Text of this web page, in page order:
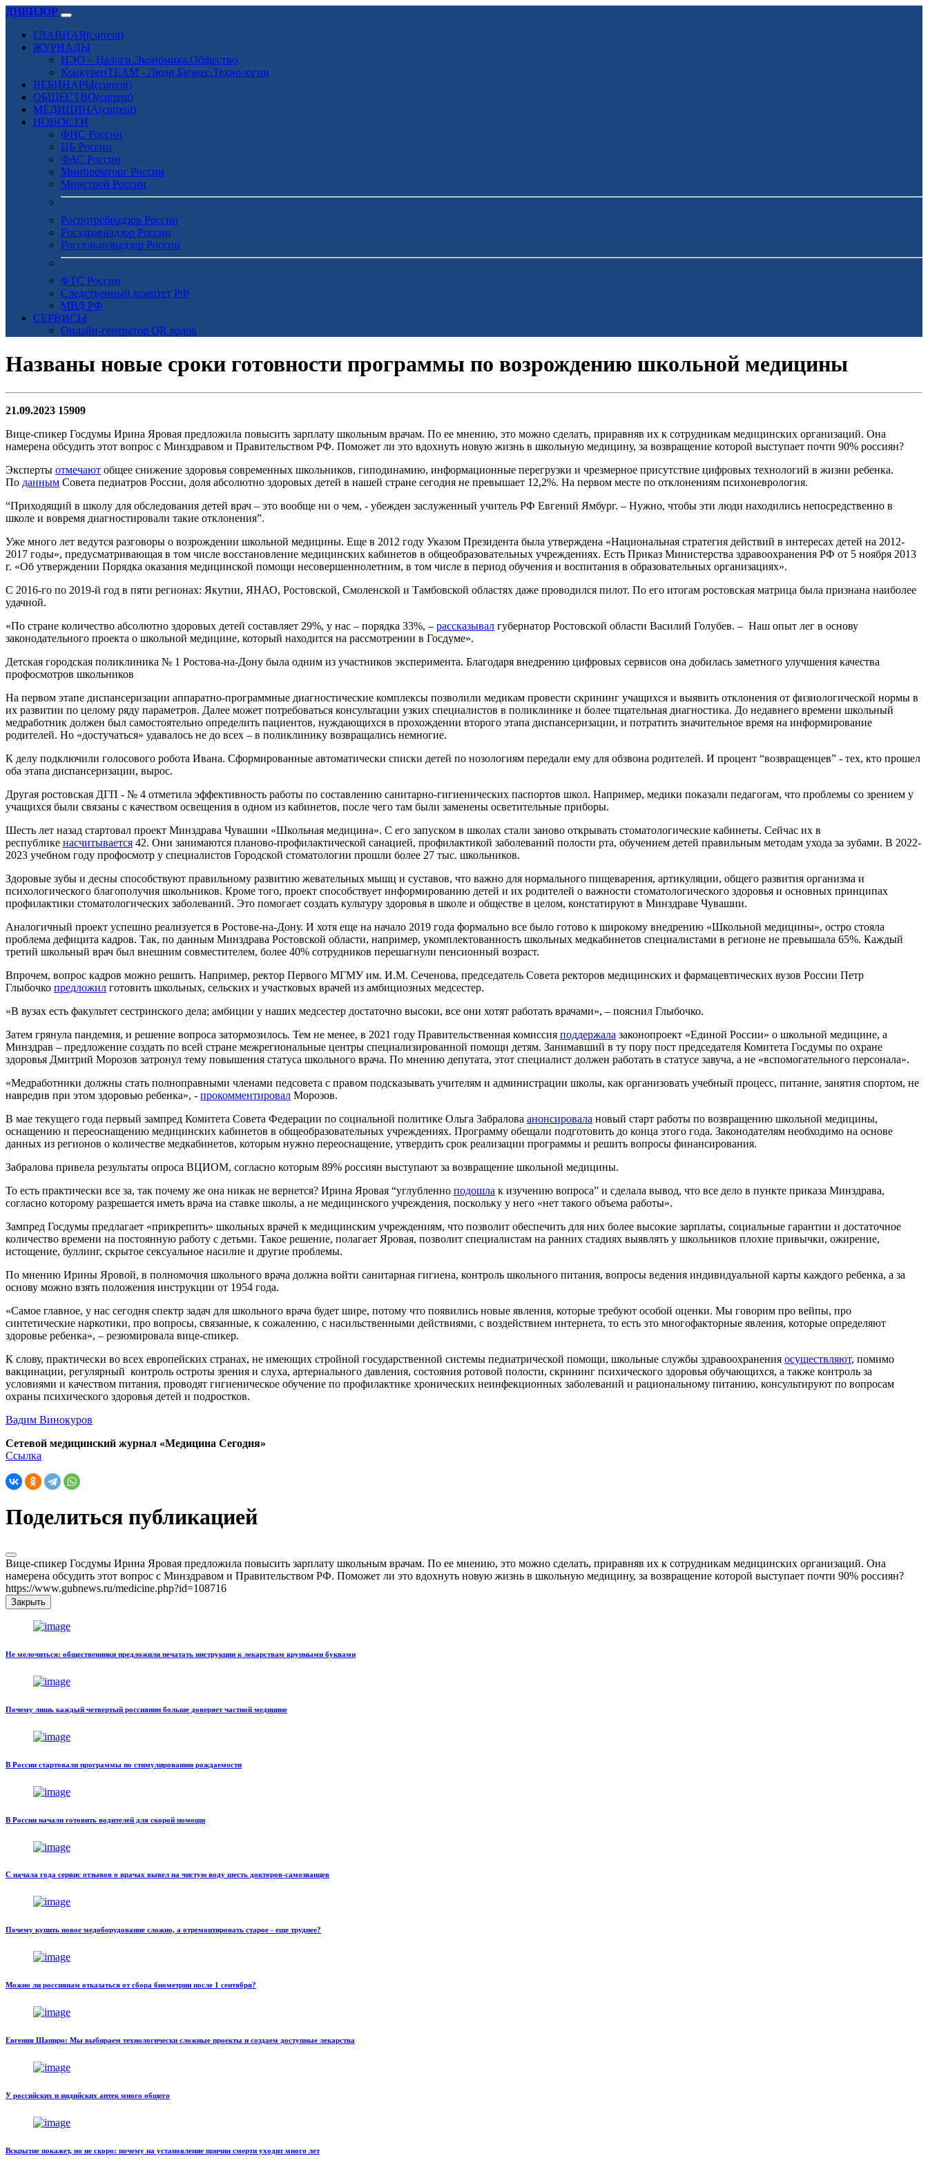
ДИВИЗОР
ГЛАВНАЯ(current)
ЖУРНАЛЫ
НЭО – Налоги.Экономика.Общество
КонкуренTEAM - Люди.Бизнес.Технологии
ВЕБИНАРЫ(current)
ОБЩЕСТВО(current)
МЕДИЦИНА(current)
НОВОСТИ
ФНС России
ЦБ России
ФАС России
Минпромторг России
Минстрой России
Роспотребнадзор России
Росздравнадзор России
Россельхознадзор России
ФТС России
Следственный комитет РФ
МВД РФ
СЕРВИСЫ
Онлайн-генератор QR кодов
Названы новые сроки готовности программы по возрождению школьной медицины
21.09.2023 15909
Вице-спикер Госдумы Ирина Яровая предложила повысить зарплату школьным врачам. По ее мнению, это можно сделать, приравняв их к сотрудникам медицинских организаций. Она
намерена обсудить этот вопрос с Минздравом и Правительством РФ. Поможет ли это вдохнуть новую жизнь в школьную медицину, за возвращение которой выступает почти 90% россиян?
Эксперты отмечают общее снижение здоровья современных школьников, гиподинамию, информационные перегрузки и чрезмерное присутствие цифровых технологий в жизни ребенка.
По данным Совета педиатров России, доля абсолютно здоровых детей в нашей стране сегодня не превышает 12,2%. На первом месте по отклонениям психоневрология.
“Приходящий в школу для обследования детей врач – это вообще ни о чем, - убежден заслуженный учитель РФ Евгений Ямбург. – Нужно, чтобы эти люди находились непосредственно в
школе и вовремя диагностировали такие отклонения”.
Уже много лет ведутся разговоры о возрождении школьной медицины. Еще в 2012 году Указом Президента была утверждена «Национальная стратегия действий в интересах детей на 2012-
2017 годы», предусматривающая в том числе восстановление медицинских кабинетов в общеобразовательных учреждениях. Есть Приказ Министерства здравоохранения РФ от 5 ноября 2013
г. «Об утверждении Порядка оказания медицинской помощи несовершеннолетним, в том числе в период обучения и воспитания в образовательных организациях».
С 2016-го по 2019-й год в пяти регионах: Якутии, ЯНАО, Ростовской, Смоленской и Тамбовской областях даже проводился пилот. По его итогам ростовская матрица была признана наиболее
удачной.
«По стране количество абсолютно здоровых детей составляет 29%, у нас – порядка 33%, – рассказывал губернатор Ростовской области Василий Голубев. – Наш опыт лег в основу
законодательного проекта о школьной медицине, который находится на рассмотрении в Госдуме».
Детская городская поликлиника № 1 Ростова-на-Дону была одним из участников эксперимента. Благодаря внедрению цифровых сервисов она добилась заметного улучшения качества
профосмотров школьников
На первом этапе диспансеризации аппаратно-программные диагностические комплексы позволили медикам провести скрининг учащихся и выявить отклонения от физиологической нормы в
их развитии по целому ряду параметров. Далее может потребоваться консультации узких специалистов в поликлинике и более тщательная диагностика. До недавнего времени школьный
медработник должен был самостоятельно определить пациентов, нуждающихся в прохождении второго этапа диспансеризации, и потратить значительное время на информирование
родителей. Но «достучаться» удавалось не до всех – в поликлинику возвращались немногие.
К делу подключили голосового робота Ивана. Сформированные автоматически списки детей по нозологиям передали ему для обзвона родителей. И процент “возвращенцев” - тех, кто прошел
оба этапа диспансеризации, вырос.
Другая ростовская ДГП - № 4 отметила эффективность работы по составлению санитарно-гигиенических паспортов школ. Например, медики показали педагогам, что проблемы со зрением у
учащихся были связаны с качеством освещения в одном из кабинетов, после чего там были заменены осветительные приборы.
Шесть лет назад стартовал проект Минздрава Чувашии «Школьная медицина». С его запуском в школах стали заново открывать стоматологические кабинеты. Сейчас их в
республике насчитывается 42. Они занимаются планово-профилактической санацией, профилактикой заболеваний полости рта, обучением детей правильным методам ухода за зубами. В 2022-
2023 учебном году профосмотр у специалистов Городской стоматологии прошли более 27 тыс. школьников.
Здоровые зубы и десны способствуют правильному развитию жевательных мышц и суставов, что важно для нормального пищеварения, артикуляции, общего развития организма и
психологического благополучия школьников. Кроме того, проект способствует информированию детей и их родителей о важности стоматологического здоровья и основных принципах
профилактики стоматологических заболеваний. Это помогает создать культуру здоровья в школе и обществе в целом, констатируют в Минздраве Чувашии.
Аналогичный проект успешно реализуется в Ростове-на-Дону. И хотя еще на начало 2019 года формально все было готово к широкому внедрению «Школьной медицины», остро стояла
проблема дефицита кадров. Так, по данным Минздрава Ростовской области, например, укомплектованность школьных медкабинетов специалистами в регионе не превышала 65%. Каждый
третий школьный врач был внешним совместителем, более 40% сотрудников перешагнули пенсионный возраст.
Впрочем, вопрос кадров можно решить. Например, ректор Первого МГМУ им. И.М. Сеченова, председатель Совета ректоров медицинских и фармацевтических вузов России Петр
Глыбочко предложил готовить школьных, сельских и участковых врачей из амбициозных медсестер.
«В вузах есть факультет сестринского дела; амбиции у наших медсестер достаточно высоки, все они хотят работать врачами», – пояснил Глыбочко.
Затем грянула пандемия, и решение вопроса затормозилось. Тем не менее, в 2021 году Правительственная комиссия поддержала законопроект «Единой России» о школьной медицине, а
Минздрав – предложение создать по всей стране межрегиональные центры специализированной помощи детям. Занимавший в ту пору пост председателя Комитета Госдумы по охране
здоровья Дмитрий Морозов затронул тему повышения статуса школьного врача. По мнению депутата, этот специалист должен работать в статусе завуча, а не «вспомогательного персонала».
«Медработники должны стать полноправными членами педсовета с правом подсказывать учителям и администрации школы, как организовать учебный процесс, питание, занятия спортом, не
навредив при этом здоровью ребенка», - прокомментировал Морозов.
В мае текущего года первый зампред Комитета Совета Федерации по социальной политике Ольга Забралова анонсировала новый старт работы по возвращению школьной медицины,
оснащению и переоснащению медицинских кабинетов в общеобразовательных учреждениях. Программу обещали подготовить до конца этого года. Законодателям необходимо на основе
данных из регионов о количестве медкабинетов, которым нужно переоснащение, утвердить срок реализации программы и решить вопросы финансирования.
Забралова привела результаты опроса ВЦИОМ, согласно которым 89% россиян выступают за возвращение школьной медицины.
То есть практически все за, так почему же она никак не вернется? Ирина Яровая “углубленно подошла к изучению вопроса” и сделала вывод, что все дело в пункте приказа Минздрава,
согласно которому разрешается иметь врача на ставке школы, а не медицинского учреждения, поскольку у него «нет такого объема работы».
Зампред Госдумы предлагает «прикрепить» школьных врачей к медицинским учреждениям, что позволит обеспечить для них более высокие зарплаты, социальные гарантии и достаточное
количество времени на постоянную работу с детьми. Такое решение, полагает Яровая, позволит специалистам на ранних стадиях выявлять у школьников плохие привычки, ожирение,
истощение, буллинг, скрытое сексуальное насилие и другие проблемы.
По мнению Ирины Яровой, в полномочия школьного врача должна войти санитарная гигиена, контроль школьного питания, вопросы ведения индивидуальной карты каждого ребенка, а за
основу можно взять положения инструкции от 1954 года.
«Самое главное, у нас сегодня спектр задач для школьного врача будет шире, потому что появились новые явления, которые требуют особой оценки. Мы говорим про вейпы, про
синтетические наркотики, про вопросы, связанные, к сожалению, с насильственными действиями, с воздействием интернета, то есть это многофакторные явления, которые определяют
здоровье ребенка», – резюмировала вице-спикер.
К слову, практически во всех европейских странах, не имеющих стройной государственной системы педиатрической помощи, школьные службы здравоохранения осуществляют, помимо
вакцинации, регулярный контроль остроты зрения и слуха, артериального давления, состояния ротовой полости, скрининг психического здоровья обучающихся, а также контроль за
условиями и качеством питания, проводят гигиеническое обучение по профилактике хронических неинфекционных заболеваний и рациональному питанию, консультируют по вопросам
охраны психического здоровья детей и подростков.
Вадим Винокуров
Сетевой медицинский журнал «Медицина Сегодня»
Ссылка
Поделиться публикацией
Вице-спикер Госдумы Ирина Яровая предложила повысить зарплату школьным врачам. По ее мнению, это можно сделать, приравняв их к сотрудникам медицинских организаций. Она
намерена обсудить этот вопрос с Минздравом и Правительством РФ. Поможет ли это вдохнуть новую жизнь в школьную медицину, за возвращение которой выступает почти 90% россиян?
https://www.gubnews.ru/medicine.php?id=108716
Закрыть
Не мелочиться: общественники предложили печатать инструкции к лекарствам крупными буквами
Почему лишь каждый четвертый россиянин больше доверяет частной медицине
В России стартовали программы по стимулированию рождаемости
В России начали готовить водителей для скорой помощи
С начала года сервис отзывов о врачах вывел на чистую воду шесть докторов-самозванцев
Почему купить новое медоборудование сложно, а отремонтировать старое - еще труднее?
Можно ли россиянам отказаться от сбора биометрии после 1 сентября?
Евгения Шапиро: Мы выбираем технологически сложные проекты и создаем доступные лекарства
У российских и индийских аптек много общего
Вскрытие покажет, но не скоро: почему на установление причин смерти уходит много лет